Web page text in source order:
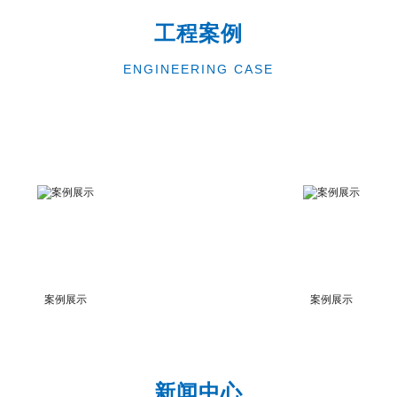
工程案例
ENGINEERING CASE
案例展示 案例展示
新闻中心